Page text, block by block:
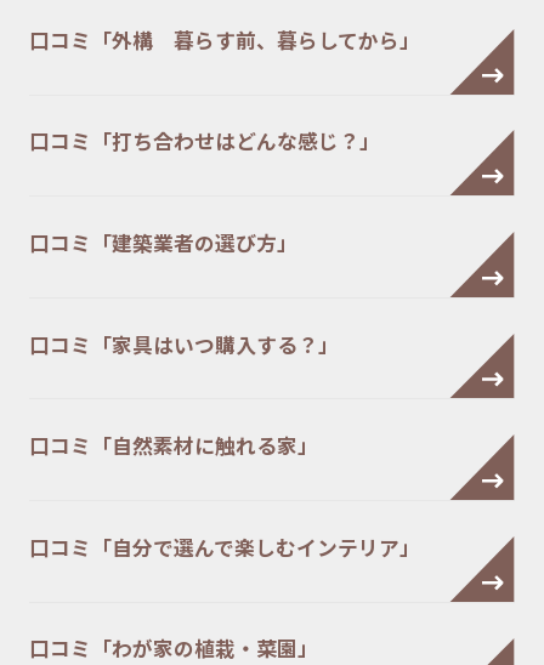
口コミ「外構 暮らす前、暮らしてから」
口コミ「打ち合わせはどんな感じ？」
口コミ「建築業者の選び方」
口コミ「家具はいつ購入する？」
口コミ「自然素材に触れる家」
口コミ「自分で選んで楽しむインテリア」
口コミ「わが家の植栽・菜園」